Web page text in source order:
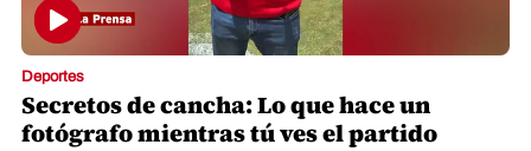
Deportes
Secretos de cancha: Lo que hace un
fotógrafo mientras tú ves el partido